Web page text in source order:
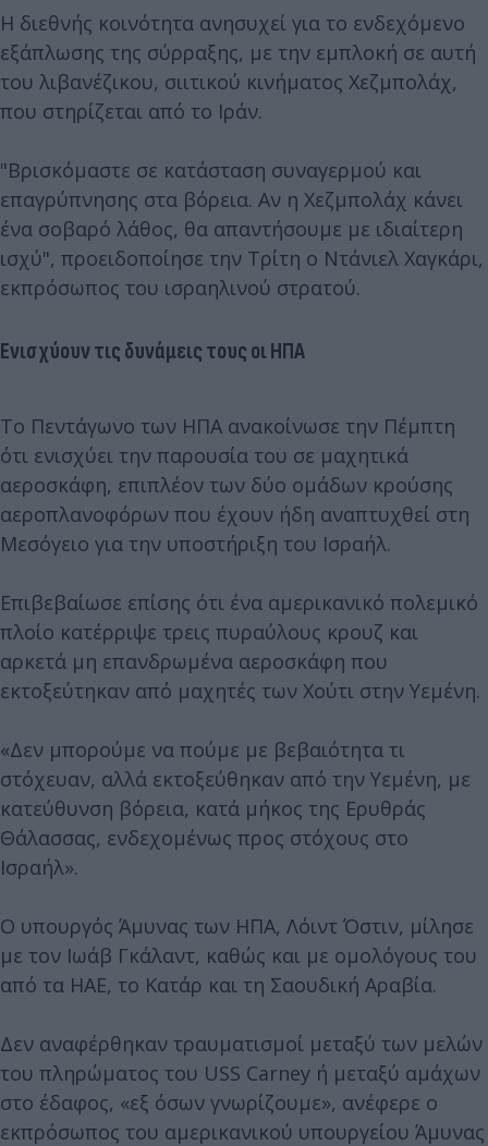
Η διεθνής κοινότητα ανησυχεί για το ενδεχόμενο
εξάπλωσης της σύρραξης, με την εμπλοκή σε αυτή
του λιβανέζικου, σιιτικού κινήματος Χεζμπολάχ,
που στηρίζεται από το Ιράν.
"Βρισκόμαστε σε κατάσταση συναγερμού και
επαγρύπνησης στα βόρεια. Αν η Χεζμπολάχ κάνει
ένα σοβαρό λάθος, θα απαντήσουμε με ιδιαίτερη
ισχύ", προειδοποίησε την Τρίτη ο Ντάνιελ Χαγκάρι,
εκπρόσωπος του ισραηλινού στρατού.
Ενισχύουν τις δυνάμεις τους οι ΗΠΑ
Το Πεντάγωνο των ΗΠΑ ανακοίνωσε την Πέμπτη
ότι ενισχύει την παρουσία του σε μαχητικά
αεροσκάφη, επιπλέον των δύο ομάδων κρούσης
αεροπλανοφόρων που έχουν ήδη αναπτυχθεί στη
Μεσόγειο για την υποστήριξη του Ισραήλ.
Επιβεβαίωσε επίσης ότι ένα αμερικανικό πολεμικό
πλοίο κατέρριψε τρεις πυραύλους κρουζ και
αρκετά μη επανδρωμένα αεροσκάφη που
εκτοξεύτηκαν από μαχητές των Χούτι στην Υεμένη.
«Δεν μπορούμε να πούμε με βεβαιότητα τι
στόχευαν, αλλά εκτοξεύθηκαν από την Υεμένη, με
κατεύθυνση βόρεια, κατά μήκος της Ερυθράς
Θάλασσας, ενδεχομένως προς στόχους στο
Ισραήλ».
Ο υπουργός Άμυνας των ΗΠΑ, Λόιντ Όστιν, μίλησε
με τον Ιωάβ Γκάλαντ, καθώς και με ομολόγους του
από τα ΗΑΕ, το Κατάρ και τη Σαουδική Αραβία.
Δεν αναφέρθηκαν τραυματισμοί μεταξύ των μελών
του πληρώματος του USS Carney ή μεταξύ αμάχων
στο έδαφος, «εξ όσων γνωρίζουμε», ανέφερε ο
εκπρόσωπος του αμερικανικού υπουργείου Άμυνας